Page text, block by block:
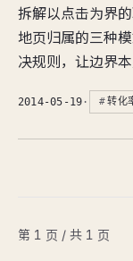
拆解以点击为界
地页归属的三种
决规则，让边界本
2014-05-19 · 转化
第 1 页 / 共 1 页